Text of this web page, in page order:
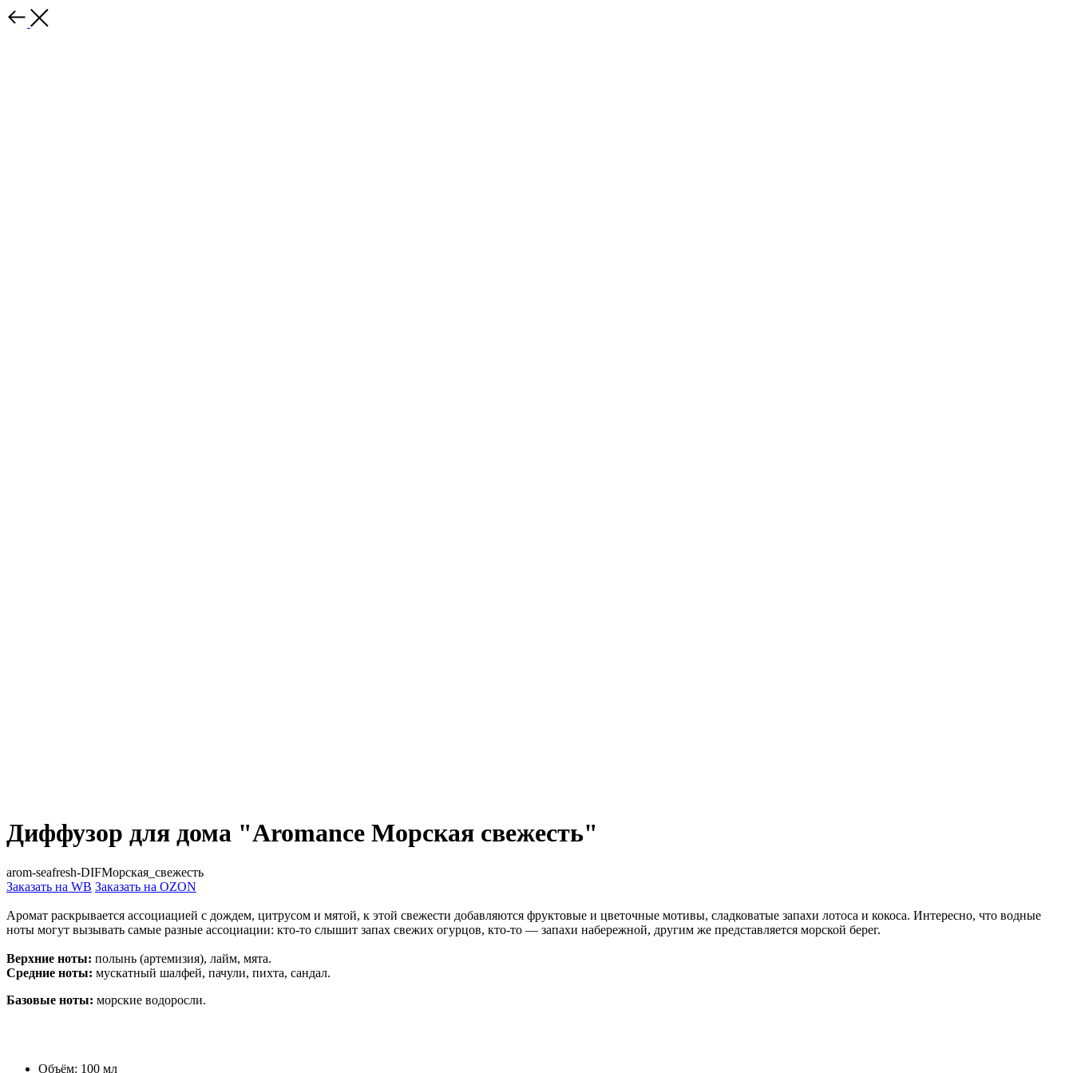
Диффузор для дома "Aromance Морская свежесть"
arom-seafresh-DIFМорская_свежесть
Заказать на WB Заказать на OZON
Аромат раскрывается ассоциацией с дождем, цитрусом и мятой, к этой свежести добавляются фруктовые и цветочные мотивы, сладковатые запахи лотоса и кокоса. Интересно, что водные
ноты могут вызывать самые разные ассоциации: кто-то слышит запах свежих огурцов, кто-то — запахи набережной, другим же представляется морской берег.
Верхние ноты: полынь (артемизия), лайм, мята.
Средние ноты: мускатный шалфей, пачули, пихта, сандал.
Базовые ноты: морские водоросли.
Объём: 100 мл